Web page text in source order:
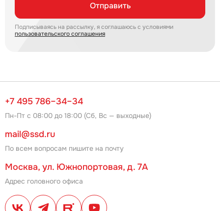
Отправить
Подписываясь на рассылку, я соглашаюсь с условиями
пользовательского соглашения
+7 495 786–34–34
Пн-Пт с 08:00 до 18:00 (Сб, Вс — выходные)
mail@ssd.ru
По всем вопросам пишите на почту
Москва, ул. Южнопортовая, д. 7А
Адрес головного офиса